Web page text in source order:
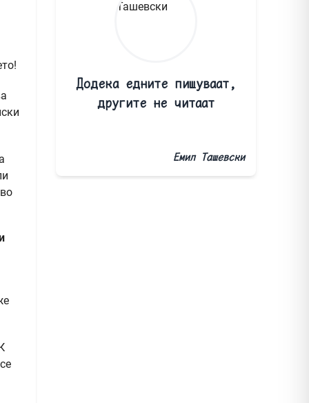
Додека едните пишуваат,
другите не читаат
Емил Ташевски